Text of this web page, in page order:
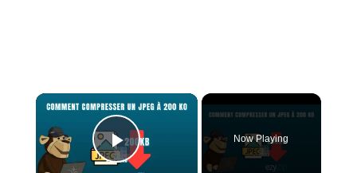
×
Play Video
Now Playing